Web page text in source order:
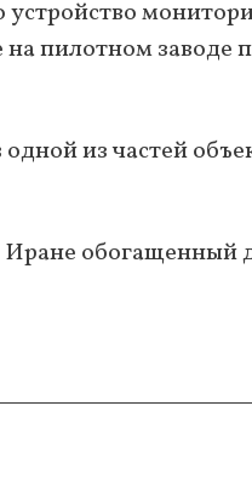
устройство
пилотном заводе
из частей
обогащенный